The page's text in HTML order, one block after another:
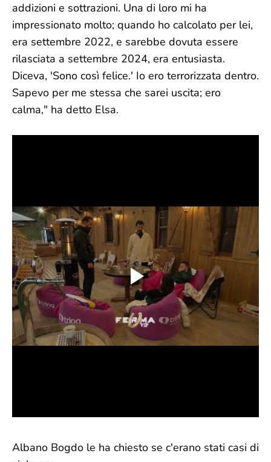
addizioni e sottrazioni. Una di loro mi ha
impressionato molto; quando ho calcolato per lei,
era settembre 2022, e sarebbe dovuta essere
rilasciata a settembre 2024, era entusiasta.
Diceva, 'Sono così felice.' Io ero terrorizzata dentro.
Sapevo per me stessa che sarei uscita; ero
calma," ha detto Elsa.
Albano Bogdo le ha chiesto se c'erano stati casi di